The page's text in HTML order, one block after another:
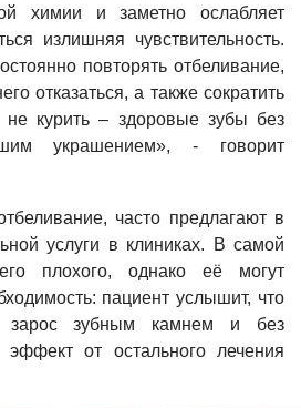
химии и заметно ослабляет
излишняя чувствительность.
повторять отбеливание,
отказаться, а также сократить
курить – здоровые зубы без
украшением», - говорит
часто предлагают в
услуги в клиниках. В самой
плохого, однако её могут
пациент услышит, что
зарос зубным камнем и без
эффект от остального лечения